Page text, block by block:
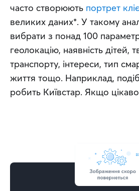
часто створюють портрет
великих даних*. У такому
вибрати з понад 100
геолокацію, наявність дітей,
транспорту, інтереси, тип
життя тощо. Наприклад,
робить Київстар. Якщо